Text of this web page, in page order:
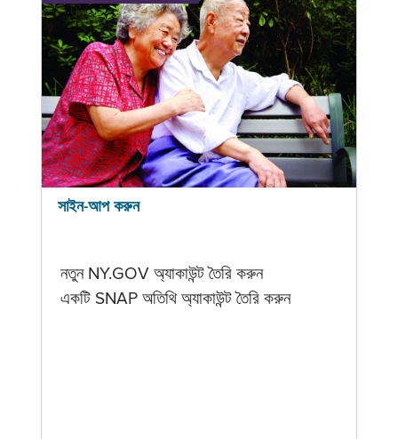
সাইন-আপ করুন
নতুন NY.GOV অ্যাকাউন্ট তৈরি করুন
একটি SNAP অতিথি অ্যাকাউন্ট তৈরি করুন